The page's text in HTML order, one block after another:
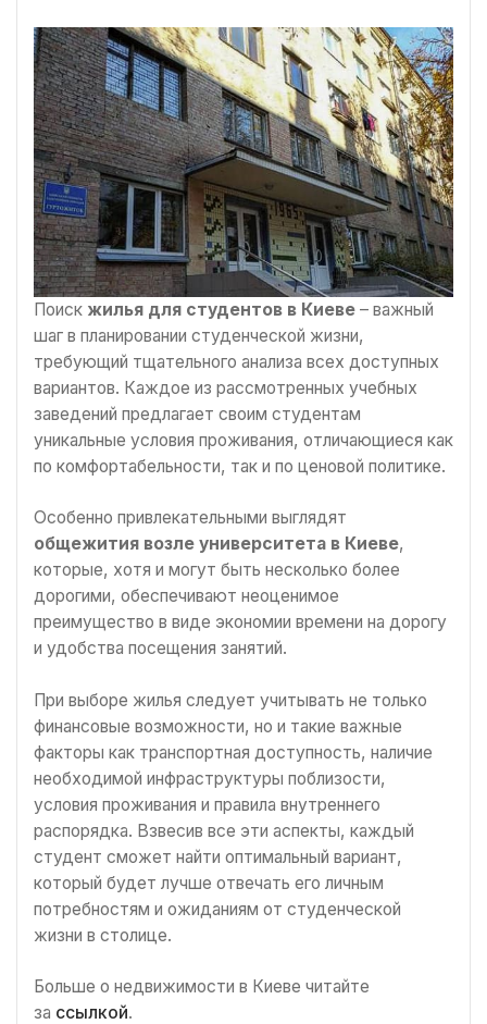
Поиск жилья для студентов в Киеве – важный
шаг в планировании студенческой жизни,
требующий тщательного анализа всех доступных
вариантов. Каждое из рассмотренных учебных
заведений предлагает своим студентам
уникальные условия проживания, отличающиеся как
по комфортабельности, так и по ценовой политике.
Особенно привлекательными выглядят
общежития возле университета в Киеве,
которые, хотя и могут быть несколько более
дорогими, обеспечивают неоценимое
преимущество в виде экономии времени на дорогу
и удобства посещения занятий.
При выборе жилья следует учитывать не только
финансовые возможности, но и такие важные
факторы как транспортная доступность, наличие
необходимой инфраструктуры поблизости,
условия проживания и правила внутреннего
распорядка. Взвесив все эти аспекты, каждый
студент сможет найти оптимальный вариант,
который будет лучше отвечать его личным
потребностям и ожиданиям от студенческой
жизни в столице.
Больше о недвижимости в Киеве читайте
за ссылкой.